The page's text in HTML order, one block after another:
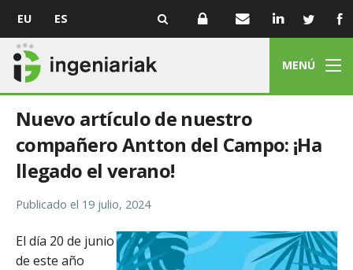
EU ES
MENÚ
Nuevo artículo de nuestro
compañero Antton del Campo: ¡Ha
llegado el verano!
Publicado el 19 julio, 2024
El día 20 de junio
de este año